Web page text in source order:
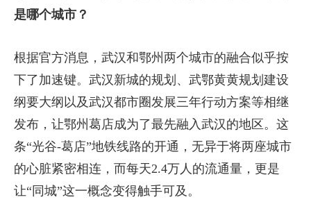
是哪个城市？
根据官方消息，武汉和鄂州两个城市的融合似乎按
下了加速键。武汉新城的规划、武鄂黄黄规划建设
纲要大纲以及武汉都市圈发展三年行动方案等相继
发布，让鄂州葛店成为了最先融入武汉的地区。这
条“光谷-葛店”地铁线路的开通，无异于将两座城市
的心脏紧密相连，而每天2.4万人的流通量，更是
让“同城”这一概念变得触手可及。